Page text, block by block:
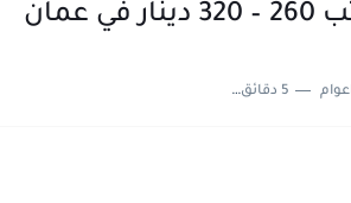
5 دقائق للقراءة